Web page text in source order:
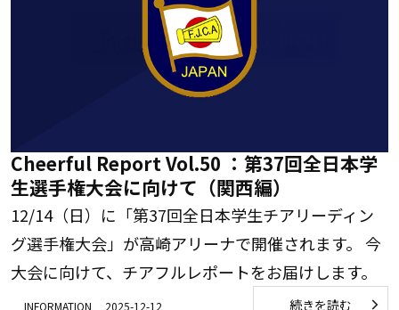
Cheerful Report Vol.50 ：第37回全日本学
生選手権大会に向けて（関西編）
12/14（日）に「第37回全日本学生チアリーディン
グ選手権大会」が高崎アリーナで開催されます。 今
大会に向けて、チアフルレポートをお届けします。
INFORMATION 2025-12-12 続きを読む